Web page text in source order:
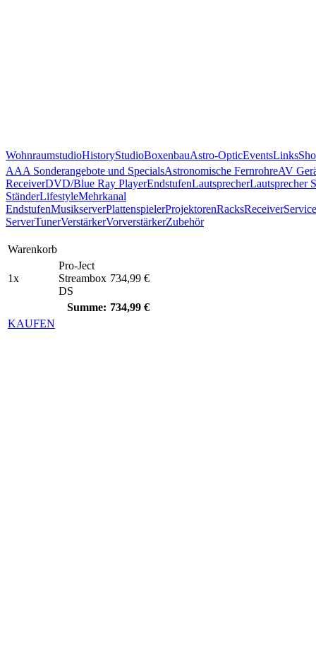
WohnraumstudioHistoryStudioBoxenbauAstro-OpticEventsLinks
AAA Sonderangebote und SpecialsAstronomische FernrohreAV
ReceiverDVD/Blue Ray PlayerEndstufenLautsprecherLautsprecher
StänderLifestyleMehrkanal
EndstufenMusikserverPlattenspielerProjektorenRacksReceiverService
ServerTunerVerstärkerVorverstärkerZubehör
Warenkorb
1x
Pro-Ject
Streambox
DS
734,99 €
Summe: 734,99 €
KAUFEN